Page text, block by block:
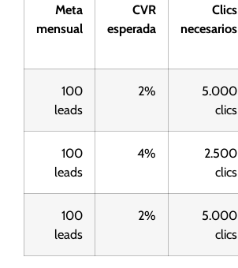
Meta
mensual
CVR
esperada
Clics
necesarios
100
leads
2%
5.000
clics
100
leads
4%
2.500
clics
100
leads
2%
5.000
clics